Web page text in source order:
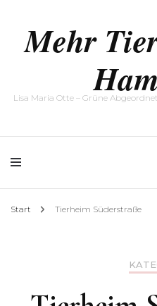
Mehr
Lisa Maria Otte – Grüne
Start Tierheim Süderstraße